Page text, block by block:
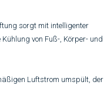
sorgt mit intelligenter
von Fuß-, Körper- und
Luftstrom umspült, der